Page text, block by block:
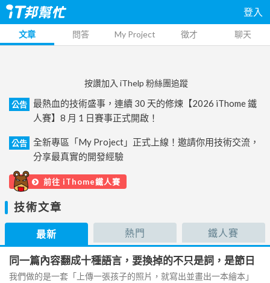
登入
文章 問答 My Project 徵才 聊天
按讚加入 iThelp 粉絲團追蹤
公告
最熱血的技術盛事，連續 30 天的修煉【2026 iThome 鐵
人賽】8 月 1 日賽事正式開啟！
公告
全新專區「My Project」正式上線！邀請你用技術交流，
分享最真實的開發經驗
前往 iThome鐵人賽
技術文章
最新 熱門 鐵人賽
同一篇內容翻成十種語言，要換掉的不只是詞，是節日
我們做的是一套「上傳一張孩子的照片，就寫出並畫出一本繪本」